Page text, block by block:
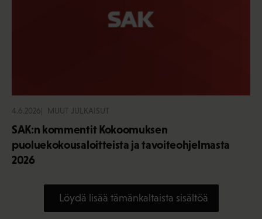
4.6.2026 MUUT JULKAISUT
SAK:n kommentit Kokoomuksen
puoluekokousaloitteista ja tavoiteohjelmasta
2026
Löydä lisää tämänkaltaista sisältöä